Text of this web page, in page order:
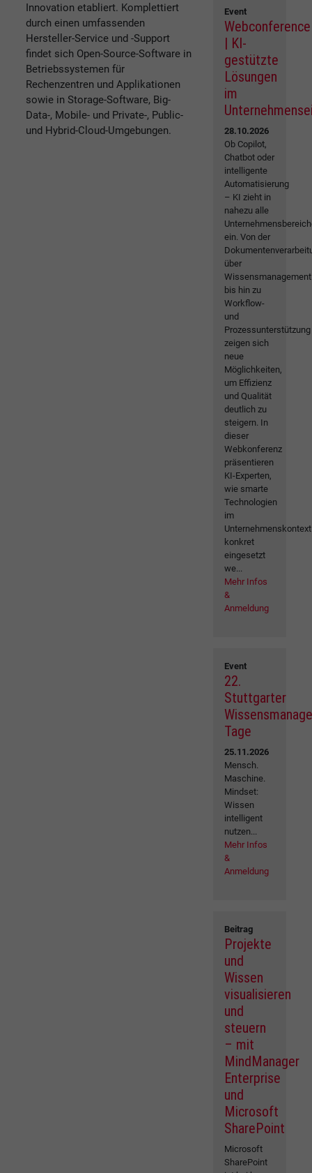
Innovation etabliert. Komplettiert
durch einen umfassenden
Hersteller-Service und -Support
findet sich Open-Source-Software in
Betriebssystemen für
Rechenzentren und Applikationen
sowie in Storage-Software, Big-
Data-, Mobile- und Private-, Public-
und Hybrid-Cloud-Umgebungen.
Event
Webconference
| KI-
gestützte
Lösungen
im
28.10.2026
Ob Copilot,
Chatbot oder
intelligente
Automatisierung
– KI zieht in
nahezu alle
ein. Von der
über
Wissensmanagement
bis hin zu
Workflow-
und
Prozessunterstützung
zeigen sich
neue
Möglichkeiten,
um Effizienz
und Qualität
deutlich zu
steigern. In
dieser
Webkonferenz
präsentieren
KI-Experten,
wie smarte
Technologien
im
Unternehmenskontext
konkret
eingesetzt
we...
Mehr Infos
&
Anmeldung
Event
22.
Stuttgarter
Tage
25.11.2026
Mensch.
Maschine.
Mindset:
Wissen
intelligent
nutzen...
Mehr Infos
&
Anmeldung
Beitrag
Projekte
und
Wissen
visualisieren
und
steuern
– mit
MindManager
Enterprise
und
Microsoft
SharePoint
Microsoft
SharePoint